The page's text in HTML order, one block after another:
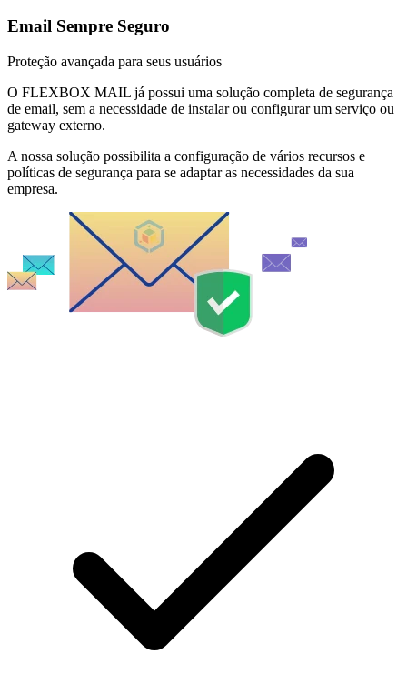
Email Sempre Seguro
Proteção avançada para seus usuários
O FLEXBOX MAIL já possui uma solução completa de segurança
de email, sem a necessidade de instalar ou configurar um serviço ou
gateway externo.
A nossa solução possibilita a configuração de vários recursos e
políticas de segurança para se adaptar as necessidades da sua
empresa.